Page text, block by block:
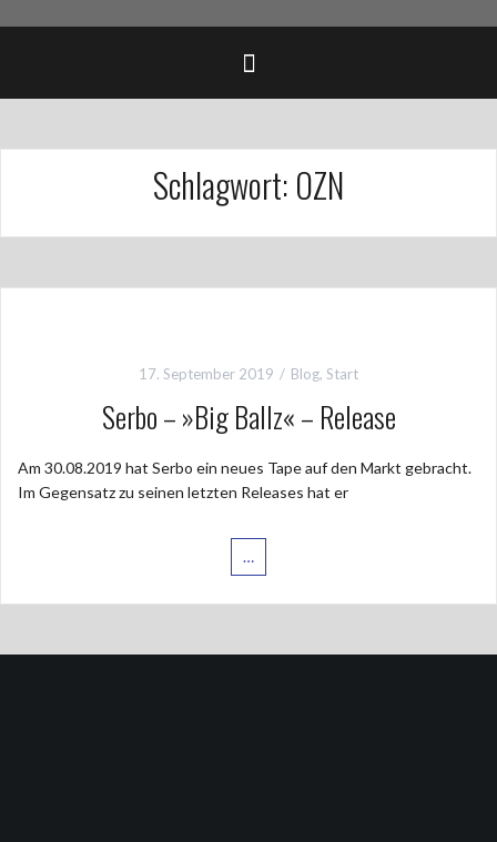
Schlagwort: OZN
17. September 2019 Blog, Start
Serbo – »Big Ballz« – Release
Am 30.08.2019 hat Serbo ein neues Tape auf den Markt gebracht.
Im Gegensatz zu seinen letzten Releases hat er
…